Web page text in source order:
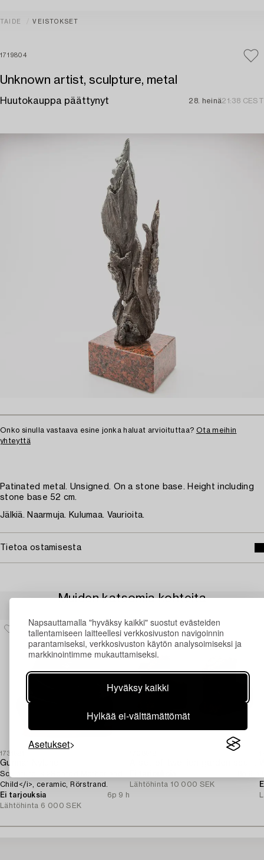
Napsauttamalla "hyväksy kaikki" suostut evästeiden
tallentamiseen laitteellesi verkkosivuston navigoinnin
parantamiseksi, verkkosivuston käytön analysoimiseksi ja
markkinointimme mukauttamiseksi.
Hyväksy kaikki
Hylkää ei-välttämättömät
Asetukset
TAIDE VEISTOKSET
1719804
Unknown artist, sculpture, metal
Huutokauppa päättynyt 28. heinä21:38 CEST
Onko sinulla vastaava esine jonka haluat arvioituttaa? Ota meihin
yhteyttä
Patinated metal. Unsigned. On a stone base. Height including
stone base 52 cm.
Jälkiä. Naarmuja. Kulumaa. Vaurioita.
Tietoa ostamisesta
Muiden katsomia kohteita
1731581
Gunnar Nylund
Sculpture, <i>Seated Mother and
Child</i>, ceramic, Rörstrand.
Ei tarjouksia
6p 9 h
Lähtöhinta 6 000 SEK
Lähtöhinta 10 000 SEK